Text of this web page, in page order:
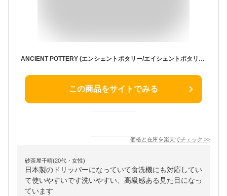
ANCIENT POTTERY (エンシェントポタリー/エイシェントポタリー)DRIPPER ドリッパー(電子レンジ可/オーブン可/食洗器可/コーヒードリッパー/ハンドドリップ/3穴/アンティーク調/骨董風/ストーンウェア/美濃焼/陶器/CHIPS/引出物 パーティ ギフト)
この商品をサイトでみる
価格と在庫を楽天でチェック >>
砂茶屋千晴(20代・女性)
日本製のドリッパーになっていて食洗機にも対応してい
て使いやすいです洗いやすい、高級感ある見た目になっ
ています